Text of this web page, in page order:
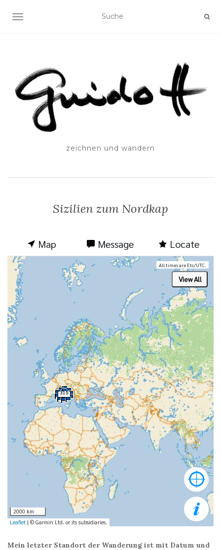
SCHALTE NAVIGATION
zeichnen und wandern
Sizilien zum Nordkap
Mein letzter Standort der Wanderung ist mit Datum und